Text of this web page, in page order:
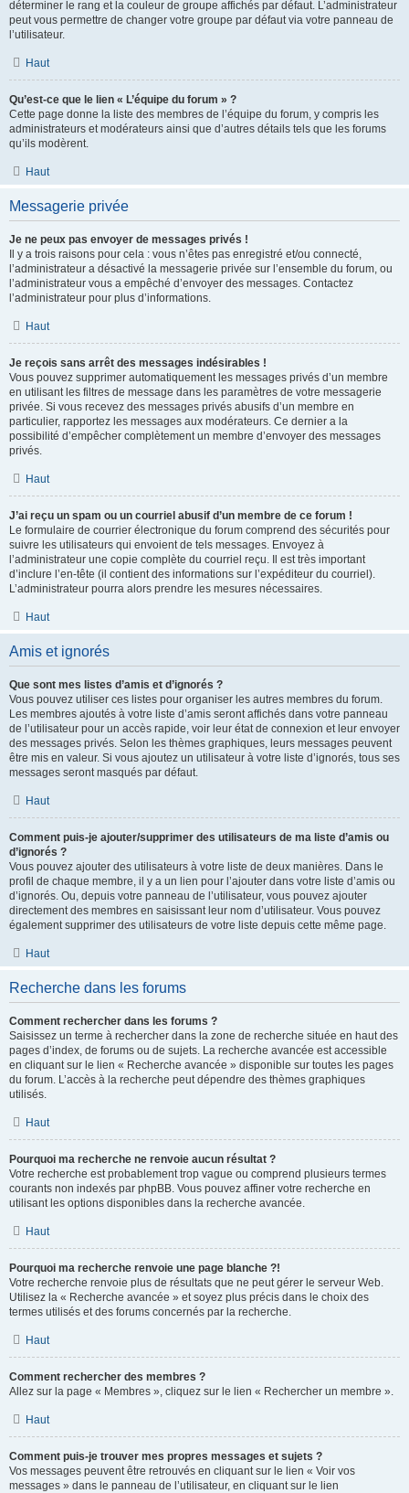
déterminer le rang et la couleur de groupe affichés par défaut. L’administrateur
peut vous permettre de changer votre groupe par défaut via votre panneau de
l’utilisateur.
Haut
Qu’est-ce que le lien « L’équipe du forum » ?
Cette page donne la liste des membres de l’équipe du forum, y compris les
administrateurs et modérateurs ainsi que d’autres détails tels que les forums
qu’ils modèrent.
Haut
Messagerie privée
Je ne peux pas envoyer de messages privés !
Il y a trois raisons pour cela : vous n’êtes pas enregistré et/ou connecté,
l’administrateur a désactivé la messagerie privée sur l’ensemble du forum, ou
l’administrateur vous a empêché d’envoyer des messages. Contactez
l’administrateur pour plus d’informations.
Haut
Je reçois sans arrêt des messages indésirables !
Vous pouvez supprimer automatiquement les messages privés d’un membre
en utilisant les filtres de message dans les paramètres de votre messagerie
privée. Si vous recevez des messages privés abusifs d’un membre en
particulier, rapportez les messages aux modérateurs. Ce dernier a la
possibilité d’empêcher complètement un membre d’envoyer des messages
privés.
Haut
J’ai reçu un spam ou un courriel abusif d’un membre de ce forum !
Le formulaire de courrier électronique du forum comprend des sécurités pour
suivre les utilisateurs qui envoient de tels messages. Envoyez à
l’administrateur une copie complète du courriel reçu. Il est très important
d’inclure l’en-tête (il contient des informations sur l’expéditeur du courriel).
L’administrateur pourra alors prendre les mesures nécessaires.
Haut
Amis et ignorés
Que sont mes listes d’amis et d’ignorés ?
Vous pouvez utiliser ces listes pour organiser les autres membres du forum.
Les membres ajoutés à votre liste d’amis seront affichés dans votre panneau
de l’utilisateur pour un accès rapide, voir leur état de connexion et leur envoyer
des messages privés. Selon les thèmes graphiques, leurs messages peuvent
être mis en valeur. Si vous ajoutez un utilisateur à votre liste d’ignorés, tous ses
messages seront masqués par défaut.
Haut
Comment puis-je ajouter/supprimer des utilisateurs de ma liste d’amis ou
d’ignorés ?
Vous pouvez ajouter des utilisateurs à votre liste de deux manières. Dans le
profil de chaque membre, il y a un lien pour l’ajouter dans votre liste d’amis ou
d’ignorés. Ou, depuis votre panneau de l’utilisateur, vous pouvez ajouter
directement des membres en saisissant leur nom d’utilisateur. Vous pouvez
également supprimer des utilisateurs de votre liste depuis cette même page.
Haut
Recherche dans les forums
Comment rechercher dans les forums ?
Saisissez un terme à rechercher dans la zone de recherche située en haut des
pages d’index, de forums ou de sujets. La recherche avancée est accessible
en cliquant sur le lien « Recherche avancée » disponible sur toutes les pages
du forum. L’accès à la recherche peut dépendre des thèmes graphiques
utilisés.
Haut
Pourquoi ma recherche ne renvoie aucun résultat ?
Votre recherche est probablement trop vague ou comprend plusieurs termes
courants non indexés par phpBB. Vous pouvez affiner votre recherche en
utilisant les options disponibles dans la recherche avancée.
Haut
Pourquoi ma recherche renvoie une page blanche ?!
Votre recherche renvoie plus de résultats que ne peut gérer le serveur Web.
Utilisez la « Recherche avancée » et soyez plus précis dans le choix des
termes utilisés et des forums concernés par la recherche.
Haut
Comment rechercher des membres ?
Allez sur la page « Membres », cliquez sur le lien « Rechercher un membre ».
Haut
Comment puis-je trouver mes propres messages et sujets ?
Vos messages peuvent être retrouvés en cliquant sur le lien « Voir vos
messages » dans le panneau de l’utilisateur, en cliquant sur le lien